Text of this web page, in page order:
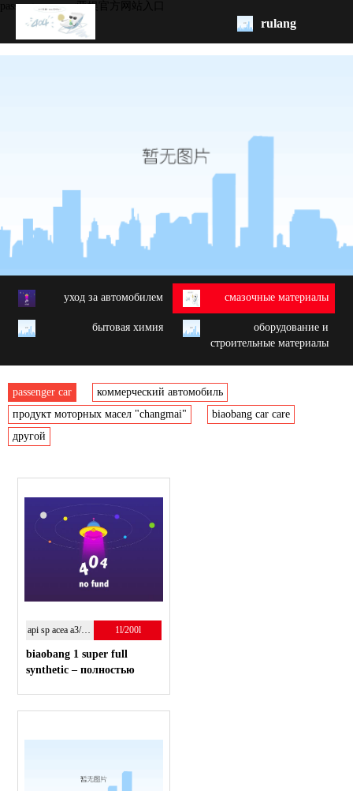
passenger car -ag亚娱官方网站入口
rulang
свяжитесь
с нами
yход за автомобилем
cмазочные материалы
бытовая химия
oборудование и
строительные материалы
passenger car
коммерческий автомобиль
продукт моторных масел "changmai"
biaobang car care
другой
api sp acea a3/b4;5w-40 1l/200l
biaobang 1 super full
synthetic – полностью